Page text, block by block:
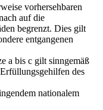
vorhersehbaren
auf die
begrenzt. Dies gilt
entgangenen
a bis c gilt sinngemäß
des
nationalem